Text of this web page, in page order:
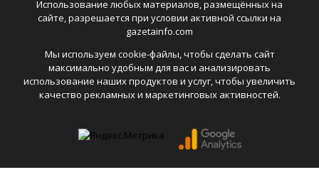
Использование любых материалов, размещённых на
сайте, разрешается при условии активной ссылки на
gazetainfo.com
Мы используем cookie-файлы, чтобы сделать сайт
максимально удобным для вас и анализировать
использование наших продуктов и услуг, чтобы увеличить
качество рекламных и маркетинговых активностей.